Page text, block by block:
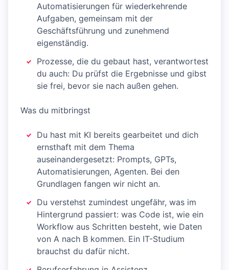
Automatisierungen für wiederkehrende
Aufgaben, gemeinsam mit der
Geschäftsführung und zunehmend
eigenständig.
Prozesse, die du gebaut hast, verantwortest
du auch: Du prüfst die Ergebnisse und gibst
sie frei, bevor sie nach außen gehen.
Was du mitbringst
Du hast mit KI bereits gearbeitet und dich
ernsthaft mit dem Thema
auseinandergesetzt: Prompts, GPTs,
Automatisierungen, Agenten. Bei den
Grundlagen fangen wir nicht an.
Du verstehst zumindest ungefähr, was im
Hintergrund passiert: was Code ist, wie ein
Workflow aus Schritten besteht, wie Daten
von A nach B kommen. Ein IT-Studium
brauchst du dafür nicht.